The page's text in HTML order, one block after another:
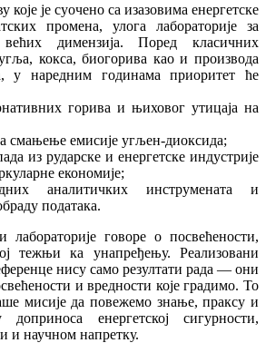
је суочено са изазовима енергетске
промена, улога лабораторије за
димензија. Поред класичних
кокса, биогорива као и производа
у наредним годинама приоритет ће
горива и њиховог утицаја на
смањење емисије угљен-диоксида;
из рударске и енергетске индустрије
економије;
аналитичких инструмената и
података.
лабораторије говоре о посвећености,
тежњи ка унапређењу. Реализовани
нису само резултати рада — они
и вредности које градимо. То
мисије да повежемо знање, праксу и
енергетској сигурности,
и научном напретку.